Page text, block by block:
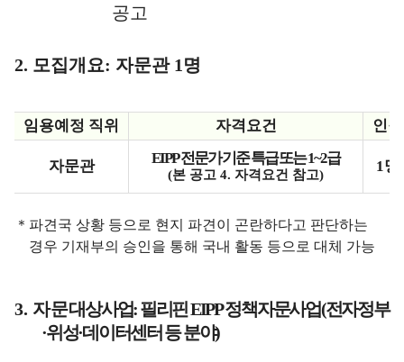
공고
2. 모집개요: 자문관 1 명
임용예정 직위 자격요건 인원
자문관 EIPP 전문가 기준 특급 또는 1~2급
(본 공고 4. 자격요건 참고) 1 명
＊ 파견국 상황 등으로 현지 파견이 곤란하다고 판단하는
경우 기재부의 승인을 통해 국내 활동 등으로 대체 가능
3. 자문 대상사업: 필리핀 EIPP 정책자문사업(전자정부
·위성·데이터센터 등 분야)